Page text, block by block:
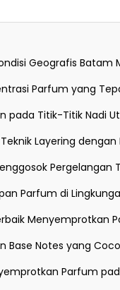
Geografis
Parfum yang
pada Titik-Titik Nadi
Layering dengan
Pergelangan
Parfum di
Menyemprotkan
Base Notes yang
Parfum